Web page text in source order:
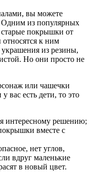
вы можете
Одним из популярных
старые покрышки от
к ним
из резины,
Но они просто не
или чашечки
вас есть дети, то это
интересному решению;
вместе с
нет углов,
вдруг маленькие
в новый цвет.